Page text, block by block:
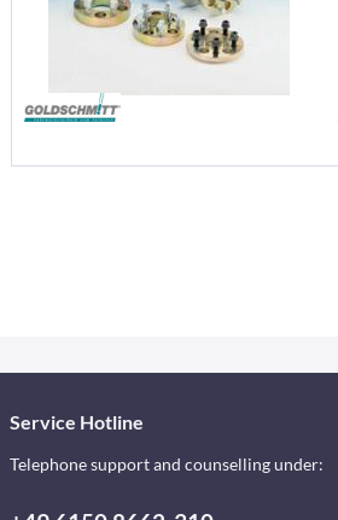
Service Hotline
Telephone support and counselling under: